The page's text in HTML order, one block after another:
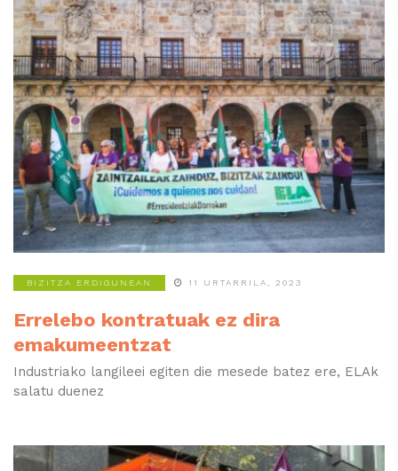
BIZITZA ERDIGUNEAN 11 URTARRILA, 2023
Errelebo kontratuak ez dira
emakumeentzat
Industriako langileei egiten die mesede batez ere, ELAk
salatu duenez